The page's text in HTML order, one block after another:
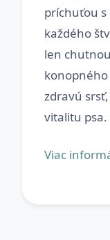
príchuťou s
každého
len
zdravú